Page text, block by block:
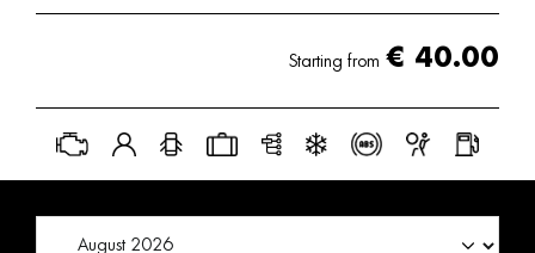
Starting from € 40.00